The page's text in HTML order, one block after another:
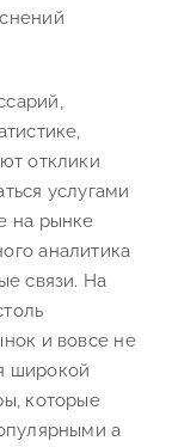
отклики
услугами
на рынке
аналитика
связи. На
и вовсе не
широкой
которые
а